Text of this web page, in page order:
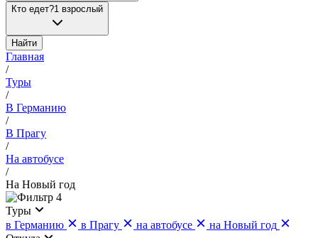
Кто едет?1 взрослый
Найти
Главная
/
Туры
/
В Германию
/
В Прагу
/
На автобусе
/
На Новый год
4
Туры
в Германию
в Прагу на автобусе
на Новый год